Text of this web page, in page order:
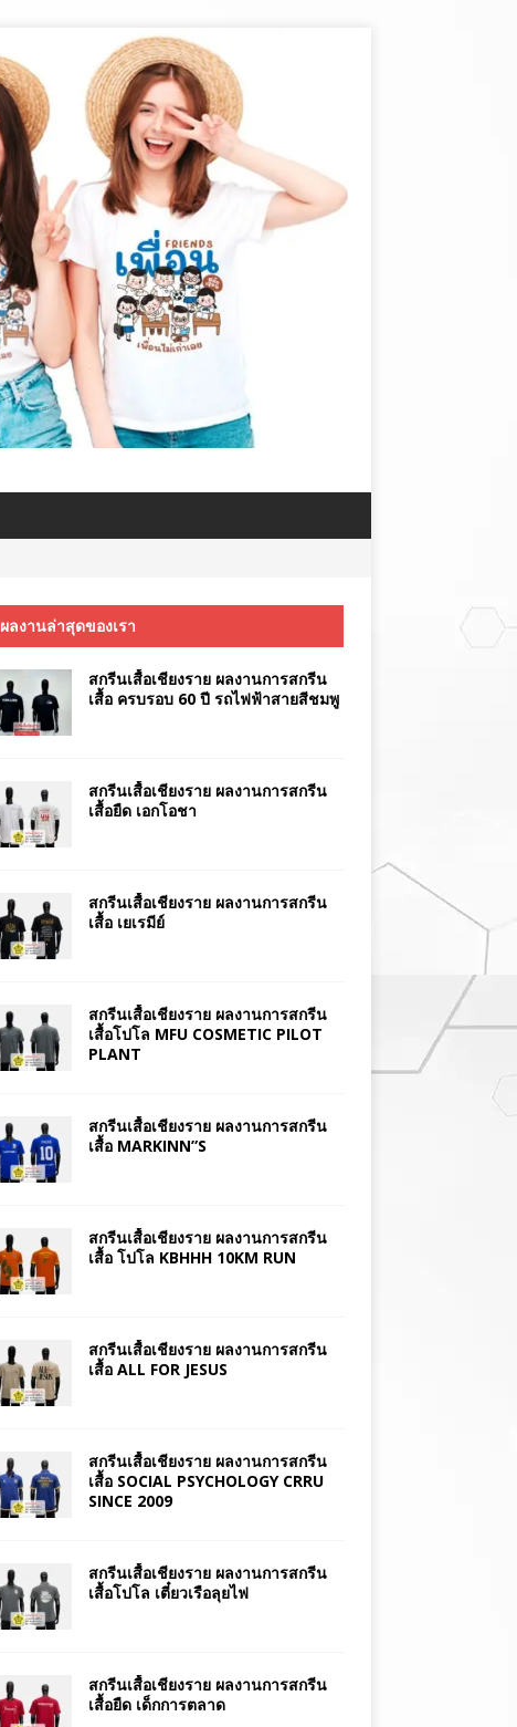
ผลงานล่าสุดของเรา
สกรีนเสื้อเชียงราย ผลงานการสกรีน
เสื้อ ครบรอบ 60 ปี รถไฟฟ้าสายสีชมพู
สกรีนเสื้อเชียงราย ผลงานการสกรีน
เสื้อยืด เอกโอชา
สกรีนเสื้อเชียงราย ผลงานการสกรีน
เสื้อ เยเรมีย์
สกรีนเสื้อเชียงราย ผลงานการสกรีน
เสื้อโปโล MFU COSMETIC PILOT
PLANT
สกรีนเสื้อเชียงราย ผลงานการสกรีน
เสื้อ MARKINN”S
สกรีนเสื้อเชียงราย ผลงานการสกรีน
เสื้อ โปโล KBHHH 10KM RUN
สกรีนเสื้อเชียงราย ผลงานการสกรีน
เสื้อ ALL FOR JESUS
สกรีนเสื้อเชียงราย ผลงานการสกรีน
เสื้อ SOCIAL PSYCHOLOGY CRRU
SINCE 2009
สกรีนเสื้อเชียงราย ผลงานการสกรีน
เสื้อโปโล เตี๋ยวเรือลุยไฟ
สกรีนเสื้อเชียงราย ผลงานการสกรีน
เสื้อยืด เด็กการตลาด